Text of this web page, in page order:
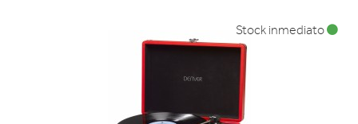
Stock inmediato